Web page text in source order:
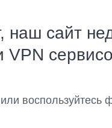
наш сайт
VPN